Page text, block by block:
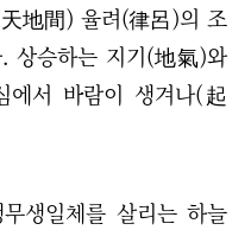
地間) 율려(律呂)의 조
상승하는 지기(地氣)와
서 바람이 생겨나(起
생일체를 살리는 하늘